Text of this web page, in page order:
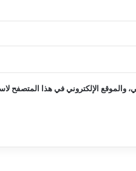
والموقع الإلكتروني في هذا المتصفح